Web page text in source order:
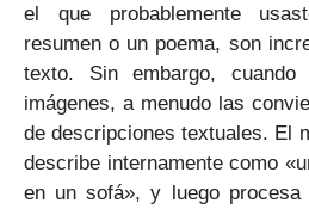
el que probablemente
resumen o un poema, son
texto. Sin embargo, cuando
imágenes, a menudo las
de descripciones textuales. El
describe internamente como
en un sofá», y luego procesa